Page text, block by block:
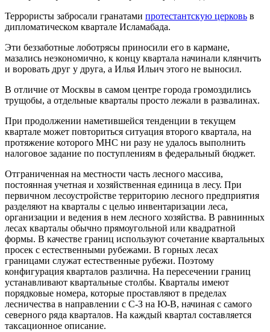
Террористы забросали гранатами протестантскую церковь в
дипломатическом квартале Исламабада.
Эти беззаботные лоботрясы приносили его в кармане,
мазались неэкономично, к концу квартала начинали клянчить
и воровать друг у друга, а Илья Ильич этого не выносил.
В отличие от Москвы в самом центре города громоздились
трущобы, а отдельные кварталы просто лежали в развалинах.
При продолжении наметившейся тенденции в текущем
квартале может повториться ситуация второго квартала, на
протяжение которого МНС ни разу не удалось выполнить
налоговое задание по поступлениям в федеральный бюджет.
Отграниченная на местности часть лесного массива,
постоянная учетная и хозяйственная единица в лесу. При
первичном лесоустройстве территорию лесного предприятия
разделяют на кварталы с целью инвентаризации леса,
организации и ведения в нем лесного хозяйства. В равнинных
лесах кварталы обычно прямоугольной или квадратной
формы. В качестве границ используют сочетание квартальных
просек с естественными рубежами. В горных лесах
границами служат естественные рубежи. Поэтому
конфигурация кварталов различна. На пересечении границ
устанавливают квартальные столбы. Кварталы имеют
порядковые номера, которые проставляют в пределах
лесничества в направлении с С-З на Ю-В, начиная с самого
северного ряда кварталов. На каждый квартал составляется
таксационное описание.